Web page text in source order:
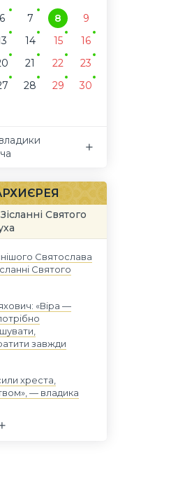
6 7 8
9
14 15
16
21 22
23
28 29
30
Святого
Святослава
Святого
«Віра —
завжди
хреста,
— владика